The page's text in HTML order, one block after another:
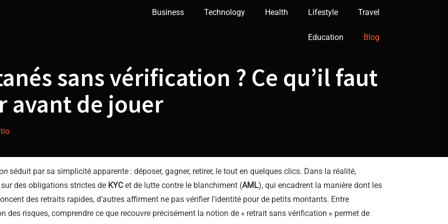
Business Technology Health Lifestyle Travel
Education Blog
sans vérification ? Ce qu’il faut
avant de jouer
séduit par sa simplicité apparente : déposer, gagner, retirer, le tout en quelques clics. Dans la réalité,
sur des obligations strictes de KYCet de lutte contre le blanchiment (AML), qui encadrent la manière dont les
des retraits rapides, d’autres affirment ne pas vérifier l’identité pour de petits montants. Entre
des risques, comprendre ce que recouvre précisément la notion de « retrait sans vérification » permet de